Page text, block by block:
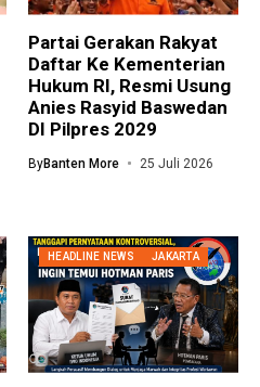
Partai Gerakan Rakyat
Daftar Ke Kementerian
Hukum RI, Resmi Usung
Anies Rasyid Baswedan
DI Pilpres 2029
ByBanten More 25 Juli 2026
HEADLINE NEWS JAKARTA